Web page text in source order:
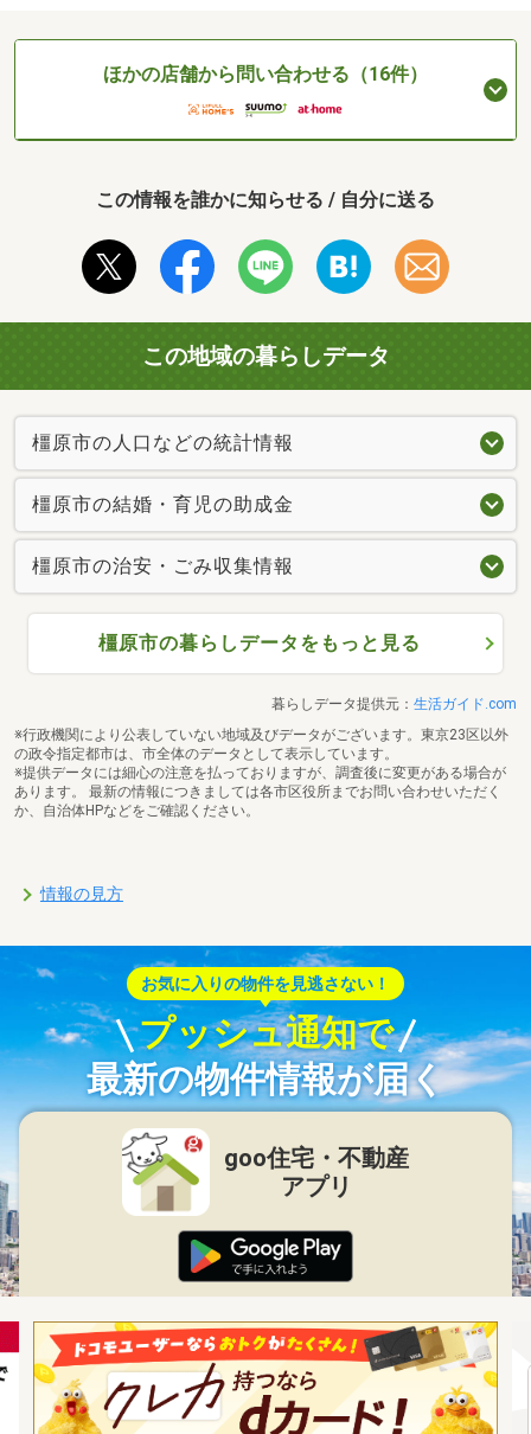
ほかの店舗から問い合わせる（16件）
この情報を誰かに知らせる / 自分に送る
この地域の暮らしデータ
橿原市の人口などの統計情報
橿原市の結婚・育児の助成金
橿原市の治安・ごみ収集情報
橿原市の暮らしデータをもっと見る
暮らしデータ提供元： 生活ガイド.com
※行政機関により公表していない地域及びデータがございます。東京23区以外
の政令指定都市は、市全体のデータとして表示しています。
※提供データには細心の注意を払っておりますが、調査後に変更がある場合が
あります。 最新の情報につきましては各市区役所までお問い合わせいただく
か、自治体HPなどをご確認ください。
情報の見方
お気に入りの物件を見逃さない！
プッシュ通知で
最新の物件情報が届く
goo住宅・不動産
アプリ